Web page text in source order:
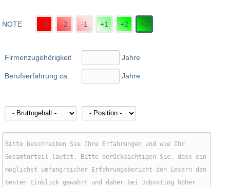
NOTE -3 -2 -1 +1 +2 +3
Firmenzugehörigkeit
Berufserfahrung ca.
Jahre
Jahre